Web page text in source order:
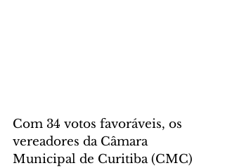
Com 34 votos favoráveis, os
vereadores da Câmara
Municipal de Curitiba (CMC)